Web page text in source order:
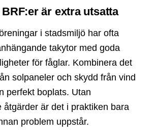
är extra utsatta
i stadsmiljö har ofta
takytor med goda
för fåglar. Kombinera det
solpaneler och skydd från vind
perfekt boplats. Utan
åtgärder är det i praktiken bara
problem uppstår.